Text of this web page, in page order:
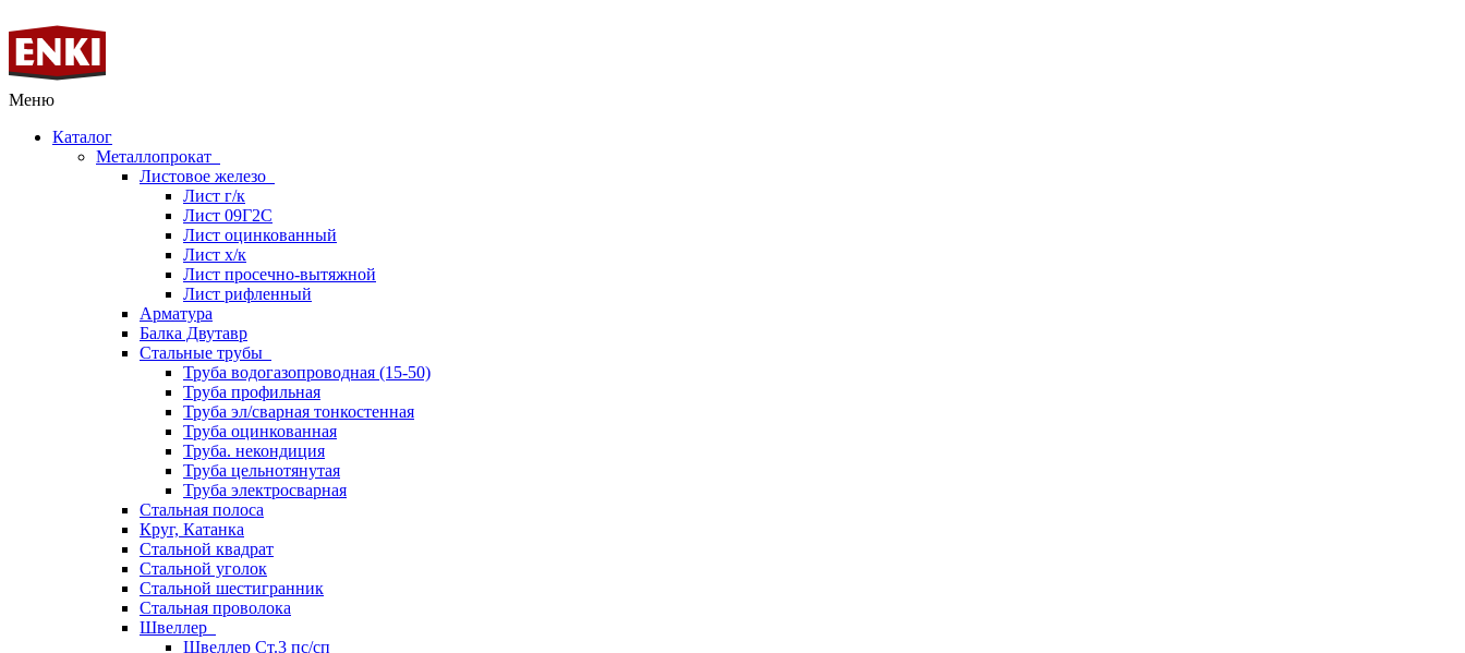
Меню
Каталог
Металлопрокат
Листовое железо
Лист г/к
Лист 09Г2С
Лист оцинкованный
Лист х/к
Лист просечно-вытяжной
Лист рифленный
Арматура
Балка Двутавр
Стальные трубы
Труба водогазопроводная (15-50)
Труба профильная
Труба эл/сварная тонкостенная
Труба оцинкованная
Труба. некондиция
Труба цельнотянутая
Труба электросварная
Стальная полоса
Круг, Катанка
Стальной квадрат
Стальной уголок
Стальной шестигранник
Стальная проволока
Швеллер
Швеллер Ст.3 пс/сп